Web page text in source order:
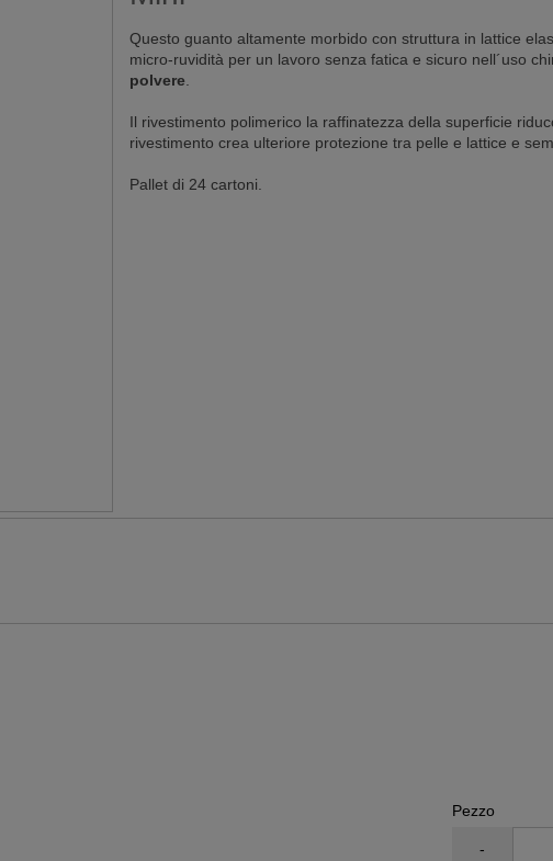
Questo guanto altamente morbido con struttura in lattice
micro-ruvidità per un lavoro senza fatica e sicuro nell´uso
polvere
Il rivestimento polimerico la raffinatezza della superficie
rivestimento crea ulteriore protezione tra pelle e lattice e
Pallet di 24 cartoni.
Pezzo
-